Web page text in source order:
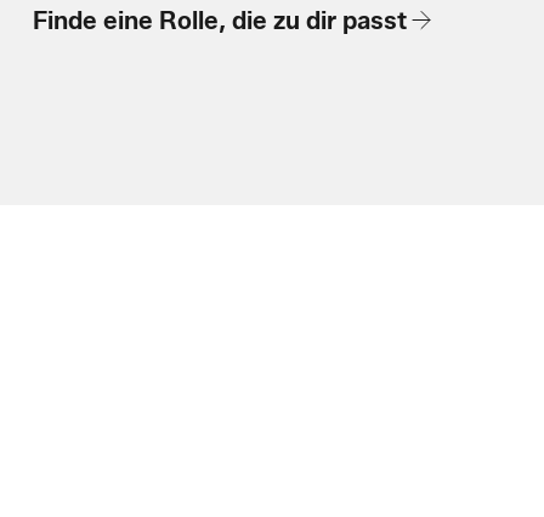
Finde eine Rolle, die zu dir passt